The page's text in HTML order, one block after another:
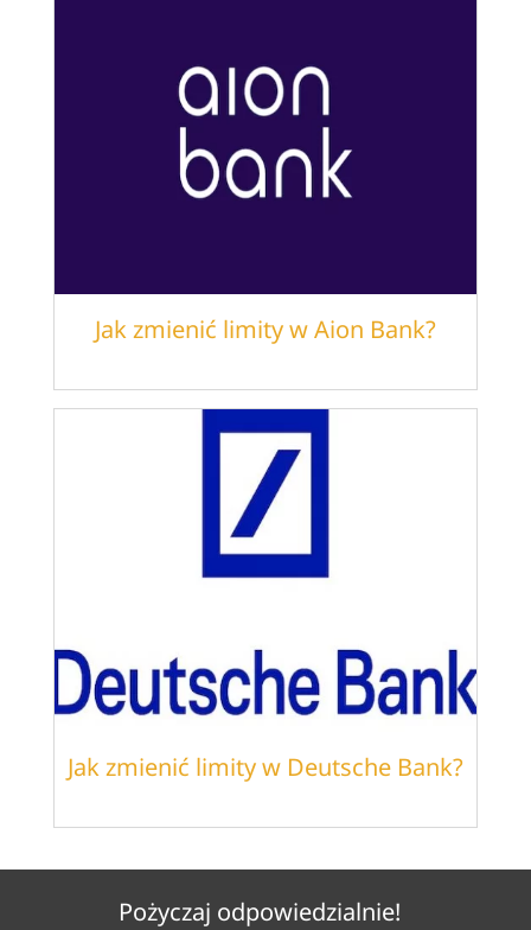
Jak zmienić limity w Aion Bank?
Jak zmienić limity w Deutsche Bank?
Pożyczaj odpowiedzialnie!